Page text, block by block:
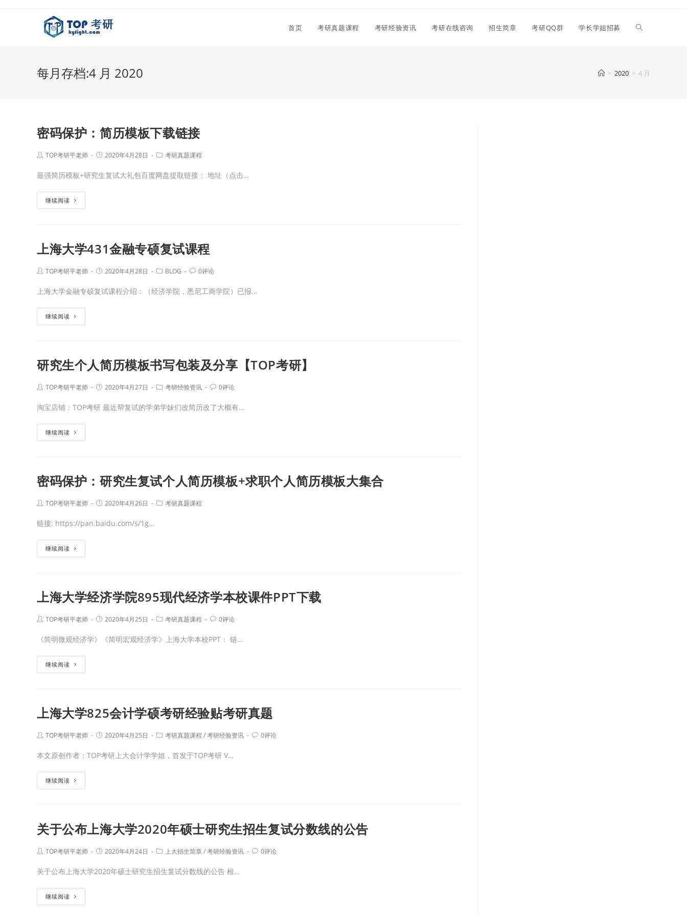
首页 考研真题课程 考研经验资讯 考研在线咨询 招生简章 考研QQ群 学长学姐招募
每月存档:4 月 2020 > 2020 > 4 月
密码保护：简历模板下载链接
TOP考研平老师 2020年4月28日 考研真题课程
最强简历模板+研究生复试大礼包百度网盘提取链接： 地址（点击…
继续阅读
上海大学431金融专硕复试课程
TOP考研平老师 2020年4月28日 BLOG 0评论
上海大学金融专硕复试课程介绍：（经济学院，悉尼工商学院）已报…
继续阅读
研究生个人简历模板书写包装及分享【TOP考研】
TOP考研平老师 2020年4月27日 考研经验资讯 0评论
淘宝店铺：TOP考研 最近帮复试的学弟学妹们改简历改了大概有…
继续阅读
密码保护：研究生复试个人简历模板+求职个人简历模板大集合
TOP考研平老师 2020年4月26日 考研真题课程
链接: https://pan.baidu.com/s/1g…
继续阅读
上海大学经济学院895现代经济学本校课件PPT下载
TOP考研平老师 2020年4月25日 考研真题课程 0评论
《简明微观经济学》《简明宏观经济学》上海大学本校PPT： 链…
继续阅读
上海大学825会计学硕考研经验贴考研真题
TOP考研平老师 2020年4月25日 考研真题课程 /考研经验资讯 0评论
本文原创作者：TOP考研上大会计学学姐，首发于TOP考研 V…
继续阅读
关于公布上海大学2020年硕士研究生招生复试分数线的公告
TOP考研平老师 2020年4月24日 上大招生简章/考研经验资讯 0评论
关于公布上海大学2020年硕士研究生招生复试分数线的公告 根…
继续阅读